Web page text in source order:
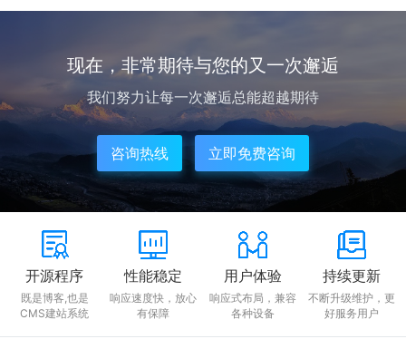
现在，非常期待与您的又一次邂逅
我们努力让每一次邂逅总能超越期待
咨询热线 立即免费咨询
开源程序
既是博客,也是
CMS建站系统
性能稳定
响应速度快，放心
有保障
用户体验
响应式布局，兼容
各种设备
持续更新
不断升级维护，更
好服务用户